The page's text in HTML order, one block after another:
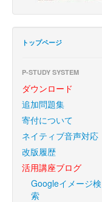
トップページ
P-STUDY SYSTEM
ダウンロード
追加問題集
寄付について
ネイティブ音声対応
改版履歴
活用講座ブログ
Googleイメージ検
索